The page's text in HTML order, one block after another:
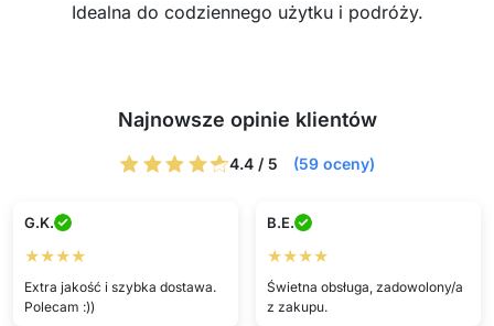
Idealna do codziennego użytku i podróży.
Najnowsze opinie klientów
4.4 / 5 (59 oceny)
G.K.
★★★★
Extra jakość i szybka dostawa.
Polecam :))
B.E.
★★★★
Świetna obsługa, zadowolony/a
z zakupu.